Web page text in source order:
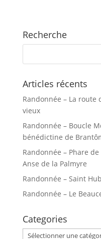
Recherche
Articles récents
Randonnée – La route
vieux
Randonnée – Boucle
bénédictine de
Randonnée – Phare
Anse de la Palmyre
Randonnée – Saint
Randonnée – Le
Categories
Categories